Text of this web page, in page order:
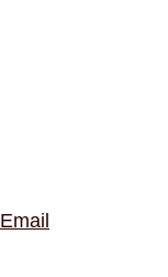
Email